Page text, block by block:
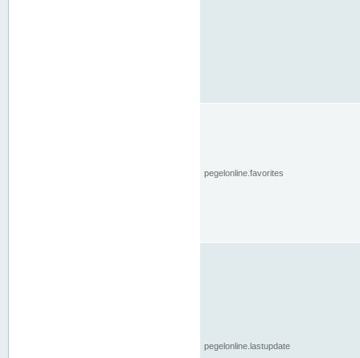
pegelonline.favorites
pegelonline.lastupdate